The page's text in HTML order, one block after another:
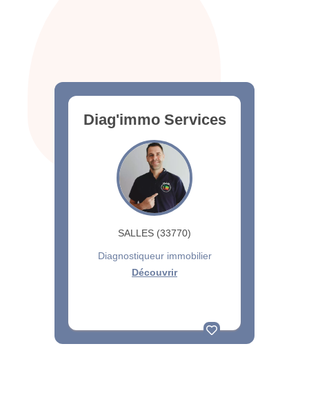
Diag'immo Services
SALLES (33770)
Diagnostiqueur immobilier
Découvrir